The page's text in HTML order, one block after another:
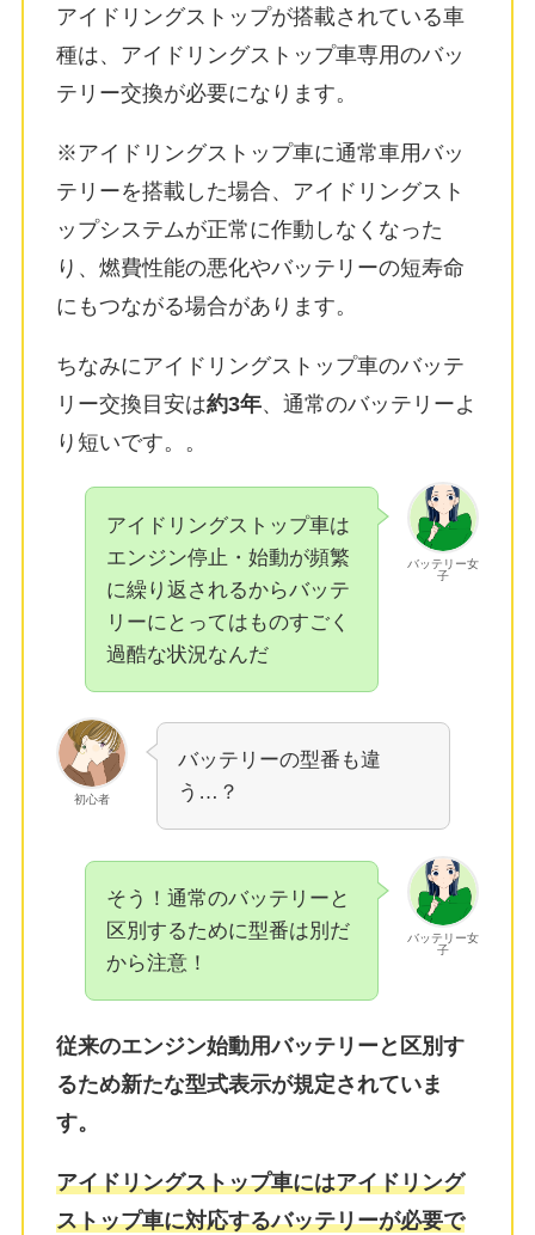
アイドリングストップが搭載されている車
種は、 アイドリングストップ車専用のバッ
テリー交換が必要になります。
※アイドリングストップ車に通常車用バッ
テリーを搭載した場合、アイドリングスト
ップシステムが正常に作動しなくなった
り、燃費性能の悪化やバッテリーの短寿命
にもつながる場合があります。
ちなみにアイドリングストップ車のバッテ
リー交換目安は約3年、通常のバッテリーよ
り短いです。
。
バッテリー女
子
アイドリングストップ車は
エンジン停止・始動が頻繁
に繰り返されるからバッテ
リーにとってはものすごく
過酷な状況なんだ
初心者
バッテリーの型番も違
う…？
バッテリー女
子
そう！通常のバッテリーと
区別するために型番は別だ
から注意！
従来のエンジン始動用バッテリーと区別す
るため新たな型式表示が規定されていま
す。
アイドリングストップ車にはアイドリング
ストップ車に対応するバッテリーが必要で